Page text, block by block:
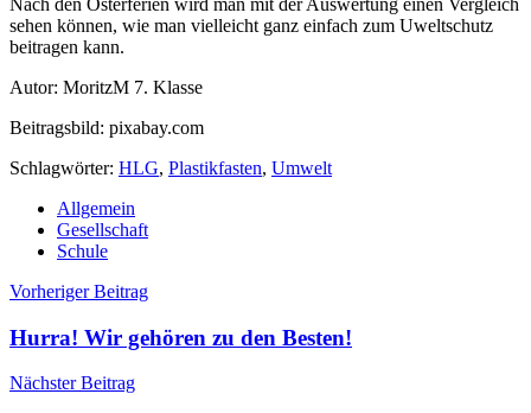
sehen können, wie man vielleicht ganz einfach zum Uweltschutz
beitragen kann.
Autor: MoritzM 7. Klasse
Beitragsbild: pixabay.com
Schlagwörter: HLG, Plastikfasten, Umwelt
Allgemein
Gesellschaft
Schule
Beitragsnavigation
Vorheriger Beitrag
Hurra! Wir gehören zu den Besten!
Nächster Beitrag